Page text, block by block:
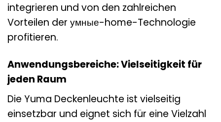
integrieren und von den zahlreichen
Vorteilen der умные-home-Technologie
profitieren.
Anwendungsbereiche: Vielseitigkeit für
jeden Raum
Die Yuma Deckenleuchte ist vielseitig
einsetzbar und eignet sich für eine Vielzahl